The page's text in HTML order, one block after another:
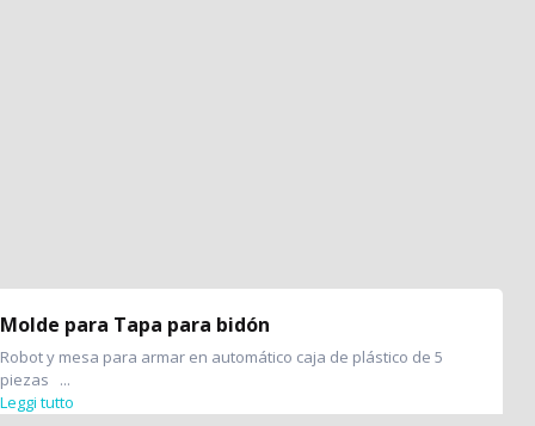
Molde para Tapa para bidón
Robot y mesa para armar en automático caja de plástico de 5
piezas ...
Leggi tutto